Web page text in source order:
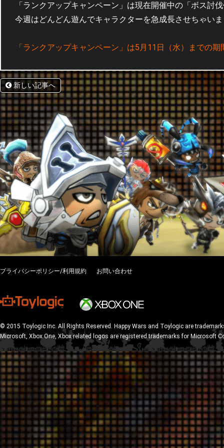
「ランクアップキャンペーン」は現在開催中の「ボス討
今週はどんどん遊んでキャラクターを急成長させちゃい
「ランクアップキャンペーン」は5月11日（水）までの期
新しい記事へ
プライバシーポリシー/利用規約 お問い合わせ
© 2015 Toylogic Inc. All Rights Reserved. Happy Wars and Toylogic are
Microsoft, Xbox One, Xbox related logos are registered trademarks for Microsoft